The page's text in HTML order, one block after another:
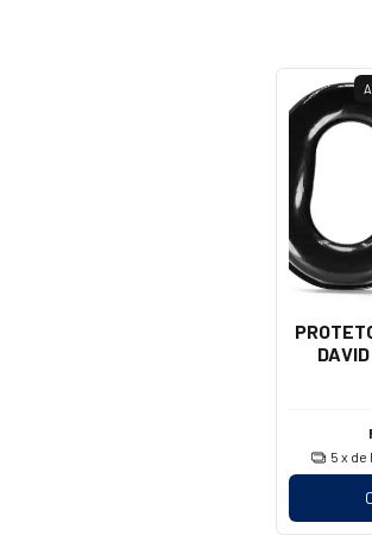
5 x de